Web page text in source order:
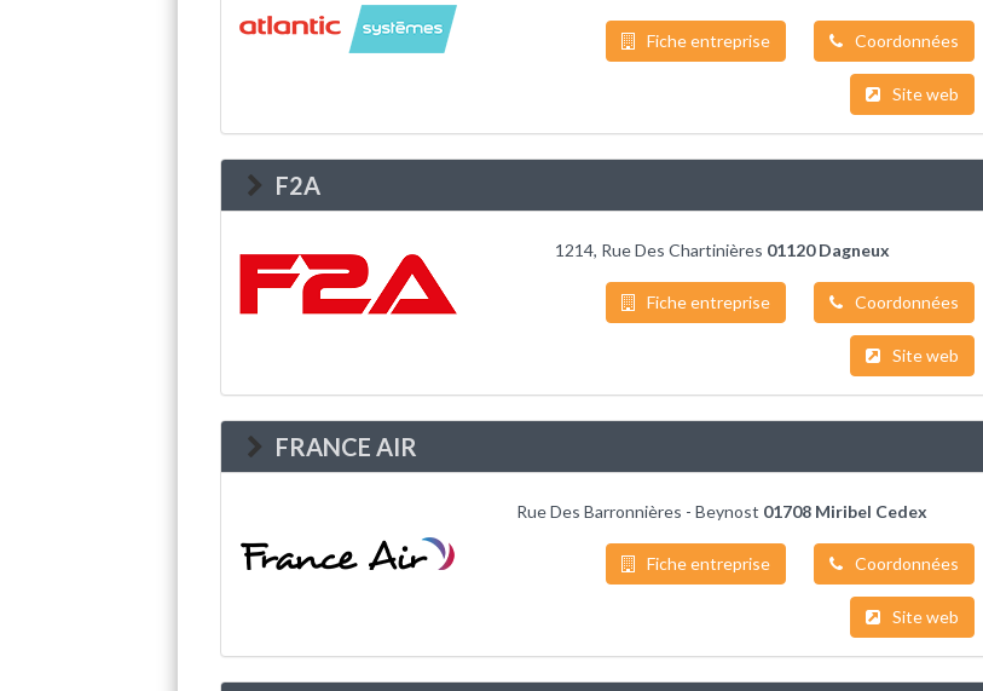
Fiche entreprise Coordonnées
Site web
F2A
1214, Rue Des Chartinières 01120 Dagneux
Fiche entreprise Coordonnées
Site web
FRANCE AIR
Rue Des Barronnières - Beynost 01708 Miribel Cedex
Fiche entreprise Coordonnées
Site web